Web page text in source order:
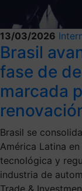
13/03/2026
Brasil
fase de
marcada
Brasil se
América Latina
tecnológica y
industria de
Trade &